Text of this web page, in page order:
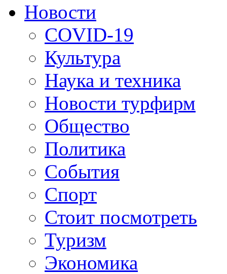
Новости
COVID-19
Культура
Наука и техника
Новости турфирм
Общество
Политика
События
Спорт
Стоит посмотреть
Туризм
Экономика